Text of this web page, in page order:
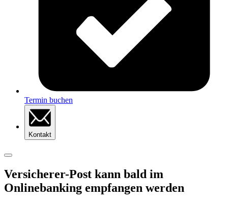
Termin buchen
Kontakt
Versicherer-Post kann bald im
Onlinebanking empfangen werden